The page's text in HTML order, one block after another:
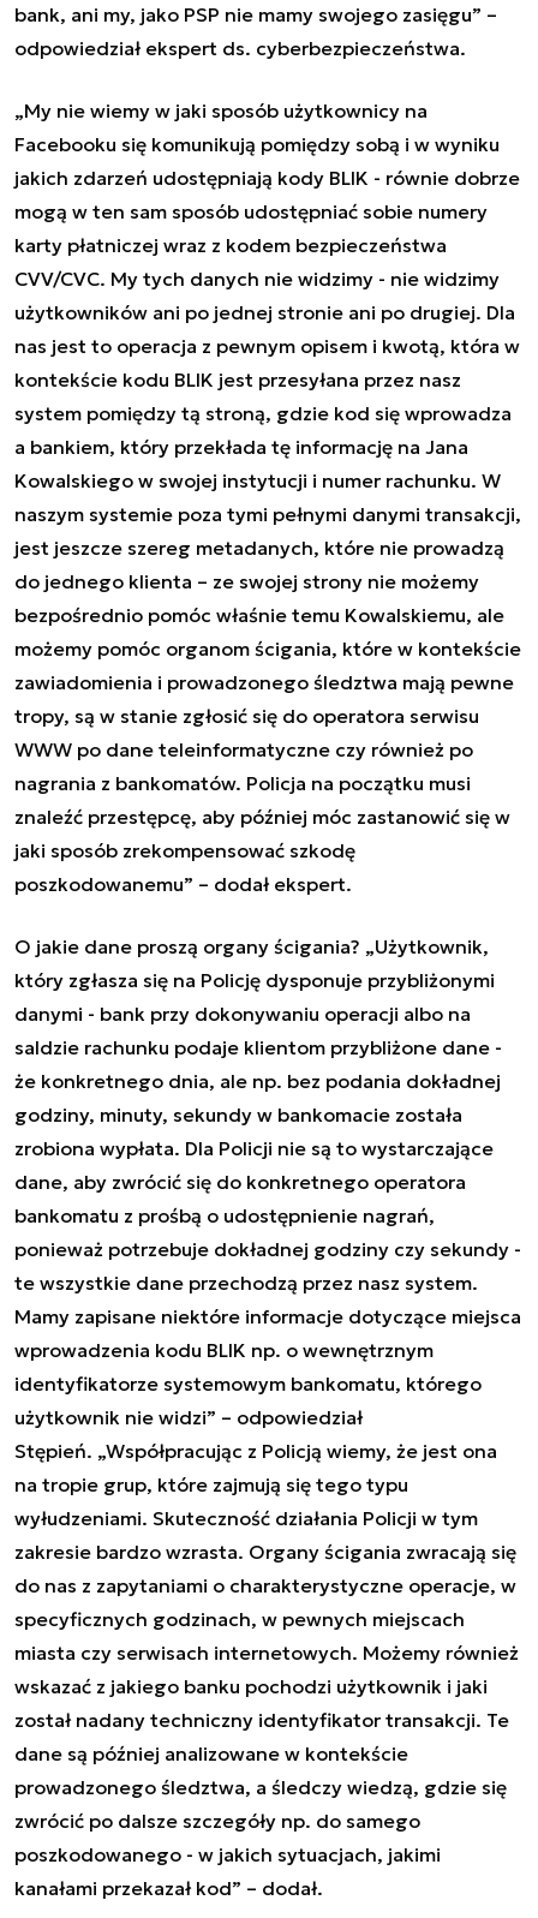
bank, ani my, jako PSP nie mamy swojego zasięgu” –
odpowiedział ekspert ds. cyberbezpieczeństwa.
„My nie wiemy w jaki sposób użytkownicy na
Facebooku się komunikują pomiędzy sobą i w wyniku
jakich zdarzeń udostępniają kody BLIK - równie dobrze
mogą w ten sam sposób udostępniać sobie numery
karty płatniczej wraz z kodem bezpieczeństwa
CVV/CVC. My tych danych nie widzimy - nie widzimy
użytkowników ani po jednej stronie ani po drugiej. Dla
nas jest to operacja z pewnym opisem i kwotą, która w
kontekście kodu BLIK jest przesyłana przez nasz
system pomiędzy tą stroną, gdzie kod się wprowadza
a bankiem, który przekłada tę informację na Jana
Kowalskiego w swojej instytucji i numer rachunku. W
naszym systemie poza tymi pełnymi danymi transakcji,
jest jeszcze szereg metadanych, które nie prowadzą
do jednego klienta – ze swojej strony nie możemy
bezpośrednio pomóc właśnie temu Kowalskiemu, ale
możemy pomóc organom ścigania, które w kontekście
zawiadomienia i prowadzonego śledztwa mają pewne
tropy, są w stanie zgłosić się do operatora serwisu
WWW po dane teleinformatyczne czy również po
nagrania z bankomatów. Policja na początku musi
znaleźć przestępcę, aby później móc zastanowić się w
jaki sposób zrekompensować szkodę
poszkodowanemu” – dodał ekspert.
O jakie dane proszą organy ścigania? „Użytkownik,
który zgłasza się na Policję dysponuje przybliżonymi
danymi - bank przy dokonywaniu operacji albo na
saldzie rachunku podaje klientom przybliżone dane -
że konkretnego dnia, ale np. bez podania dokładnej
godziny, minuty, sekundy w bankomacie została
zrobiona wypłata. Dla Policji nie są to wystarczające
dane, aby zwrócić się do konkretnego operatora
bankomatu z prośbą o udostępnienie nagrań,
ponieważ potrzebuje dokładnej godziny czy sekundy -
te wszystkie dane przechodzą przez nasz system.
Mamy zapisane niektóre informacje dotyczące miejsca
wprowadzenia kodu BLIK np. o wewnętrznym
identyfikatorze systemowym bankomatu, którego
użytkownik nie widzi” – odpowiedział
Stępień. „Współpracując z Policją wiemy, że jest ona
na tropie grup, które zajmują się tego typu
wyłudzeniami. Skuteczność działania Policji w tym
zakresie bardzo wzrasta. Organy ścigania zwracają się
do nas z zapytaniami o charakterystyczne operacje, w
specyficznych godzinach, w pewnych miejscach
miasta czy serwisach internetowych. Możemy również
wskazać z jakiego banku pochodzi użytkownik i jaki
został nadany techniczny identyfikator transakcji. Te
dane są później analizowane w kontekście
prowadzonego śledztwa, a śledczy wiedzą, gdzie się
zwrócić po dalsze szczegóły np. do samego
poszkodowanego - w jakich sytuacjach, jakimi
kanałami przekazał kod” – dodał.